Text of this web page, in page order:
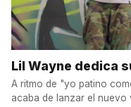
Lil Wayne dedica
A ritmo de "yo patino
acaba de lanzar el nuevo